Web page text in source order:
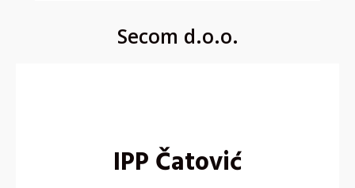
Secom d.o.o.
IPP Čatović